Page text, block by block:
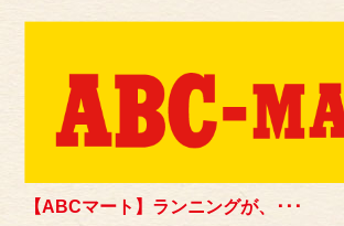
【ABCマート】ランニングが、･･･